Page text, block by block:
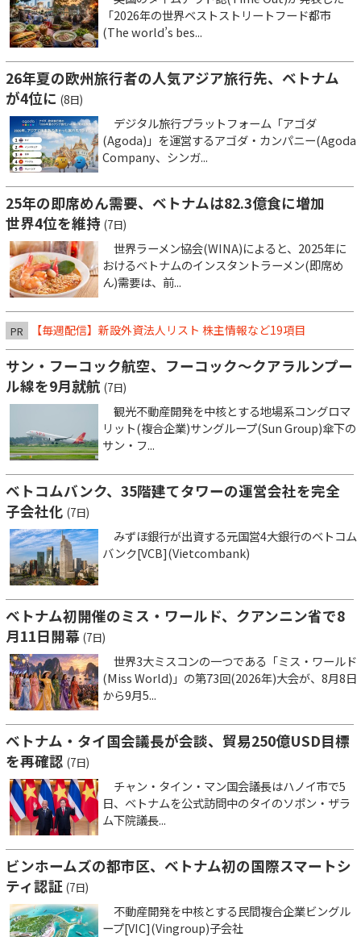
「2026年の世界ベストストリートフード都市
(The world’s bes...
26年夏の欧州旅行者の人気アジア旅行先、ベトナム
が4位に (8日)
デジタル旅行プラットフォーム「アゴダ
(Agoda)」を運営するアゴダ・カンパニー(Agoda
Company、シンガ...
25年の即席めん需要、ベトナムは82.3億食に増加
世界4位を維持 (7日)
世界ラーメン協会(WINA)によると、2025年に
おけるベトナムのインスタントラーメン(即席め
ん)需要は、前...
PR 【毎週配信】新設外資法人リスト 株主情報など19項目
サン・フーコック航空、フーコック～クアラルンプー
ル線を9月就航 (7日)
観光不動産開発を中核とする地場系コングロマ
リット(複合企業)サングループ(Sun Group)傘下の
サン・フ...
ベトコムバンク、35階建てタワーの運営会社を完全
子会社化 (7日)
みずほ銀行が出資する元国営4大銀行のベトコム
バンク[VCB](Vietcombank)
ベトナム初開催のミス・ワールド、クアンニン省で8
月11日開幕 (7日)
世界3大ミスコンの一つである「ミス・ワールド
(Miss World)」の第73回(2026年)大会が、8月8日
から9月5...
ベトナム・タイ国会議長が会談、貿易250億USD目標
を再確認 (7日)
チャン・タイン・マン国会議長はハノイ市で5
日、ベトナムを公式訪問中のタイのソポン・ザラ
ム下院議長...
ビンホームズの都市区、ベトナム初の国際スマートシ
ティ認証 (7日)
不動産開発を中核とする民間複合企業ビングル
ープ[VIC](Vingroup)子会社